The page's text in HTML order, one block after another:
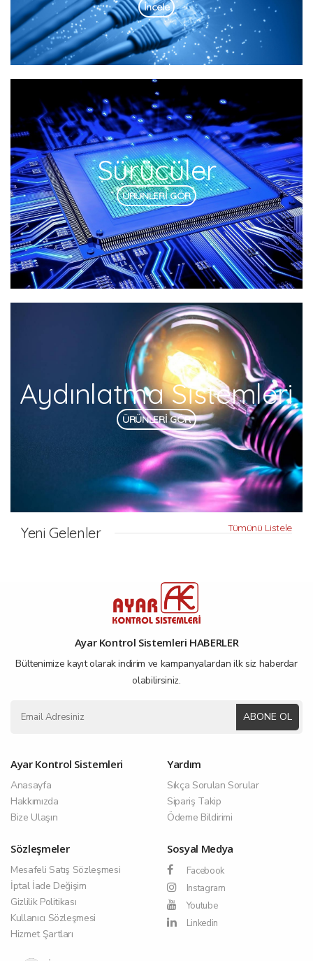
İncele
Sürücüler
ÜRÜNLERİ GÖR
Aydınlatma Sistemleri
ÜRÜNLERİ GÖR
Yeni Gelenler Tümünü Listele
Ayar Kontrol Sistemleri HABERLER
Bültenimize kayıt olarak indirim ve kampanyalardan ilk siz haberdar
olabilirsiniz.
ABONE OL
Ayar Kontrol Sistemleri
Anasayfa
Hakkımızda
Bize Ulaşın
Yardım
Sıkça Sorulan Sorular
Sipariş Takip
Ödeme Bildirimi
Sözleşmeler
Mesafeli Satış Sözleşmesi
İptal İade Değişim
Gizlilik Politikası
Kullanıcı Sözleşmesi
Hizmet Şartları
Sosyal Medya
Facebook
Instagram
Youtube
Linkedin